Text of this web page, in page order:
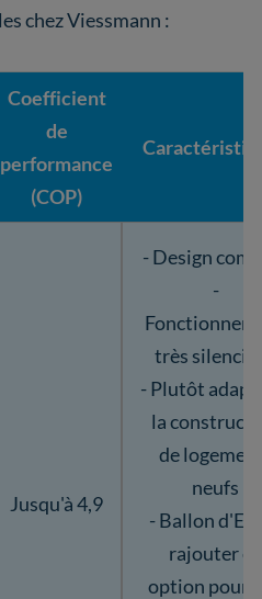
chez Viessmann :
Coefficient
de
performance
(COP)
Jusqu'à 4,9
- Design
-
très
- Plutôt
la
de
neufs
- Ballon
rajouter en
option pour